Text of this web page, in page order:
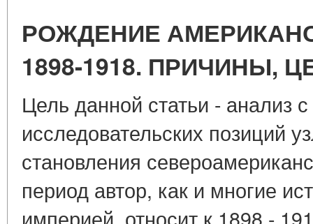
РОЖДЕНИЕ
1898-1918. ПРИЧИНЫ,
Цель данной статьи - анализ
исследовательских позиций
становления
период автор, как и многие
империей, относит к 1898 -